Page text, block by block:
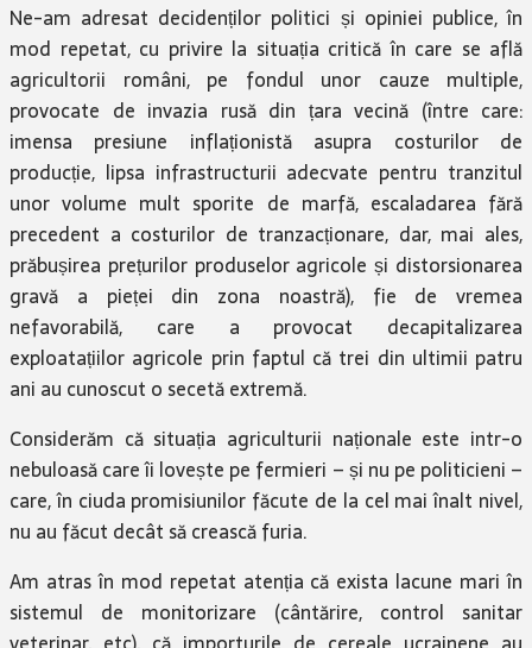
Ne-am adresat decidenților politici și opiniei publice, în
mod repetat, cu privire la situația critică în care se află
agricultorii români, pe fondul unor cauze multiple,
provocate de invazia rusă din țara vecină (între care:
imensa presiune inflaționistă asupra costurilor de
producție, lipsa infrastructurii adecvate pentru tranzitul
unor volume mult sporite de marfă, escaladarea fără
precedent a costurilor de tranzacționare, dar, mai ales,
prăbușirea prețurilor produselor agricole și distorsionarea
gravă a pieței din zona noastră), fie de vremea
nefavorabilă, care a provocat decapitalizarea
exploatațiilor agricole prin faptul că trei din ultimii patru
ani au cunoscut o secetă extremă.
Considerăm că situația agriculturii naționale este intr-o
nebuloasă care îi lovește pe fermieri – și nu pe politicieni –
care, în ciuda promisiunilor făcute de la cel mai înalt nivel,
nu au făcut decât să crească furia.
Am atras în mod repetat atenția că exista lacune mari în
sistemul de monitorizare (cântărire, control sanitar